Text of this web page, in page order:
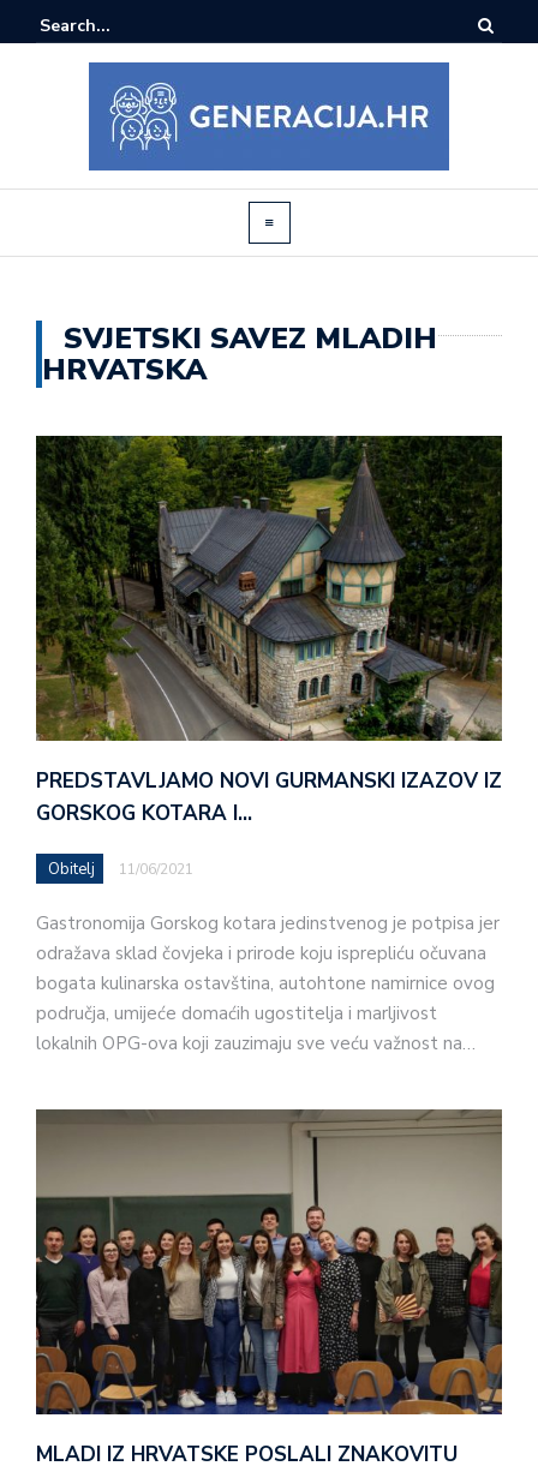
SVJETSKI SAVEZ MLADIH
HRVATSKA
PREDSTAVLJAMO NOVI GURMANSKI IZAZOV IZ
GORSKOG KOTARA I…
Obitelj 11/06/2021
Gastronomija Gorskog kotara jedinstvenog je potpisa jer
odražava sklad čovjeka i prirode koju isprepliću očuvana
bogata kulinarska ostavština, autohtone namirnice ovog
područja, umijeće domaćih ugostitelja i marljivost
lokalnih OPG-ova koji zauzimaju sve veću važnost na…
MLADI IZ HRVATSKE POSLALI ZNAKOVITU